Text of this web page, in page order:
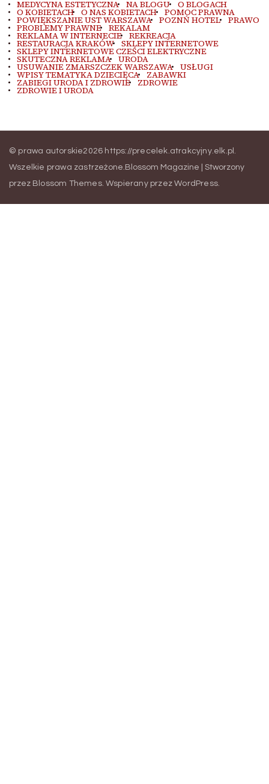
MEDYCYNA ESTETYCZNA NA BLOGU O BLOGACH
O KOBIETACH O NAS KOBIETACH POMOC PRAWNA
POWIĘKSZANIE UST WARSZAWA POZNŃ HOTEL PRAWO
PROBLEMY PRAWNE REKALAM
REKLAMA W INTERNECIE REKREACJA
RESTAURACJA KRAKÓW SKLEPY INTERNETOWE
SKLEPY INTERNETOWE CZEŚCI ELEKTRYCZNE
SKUTECZNA REKLAMA URODA
USUWANIE ZMARSZCZEK WARSZAWA USŁUGI
WPISY TEMATYKA DZIECIĘCA ZABAWKI
ZABIEGI URODA I ZDROWIE ZDROWIE
ZDROWIE I URODA
© prawa autorskie2026 https://precelek.atrakcyjny.elk.pl .
Wszelkie prawa zastrzeżone.Blossom Magazine | Stworzony
przez Blossom Themes. Wspierany przezWordPress.